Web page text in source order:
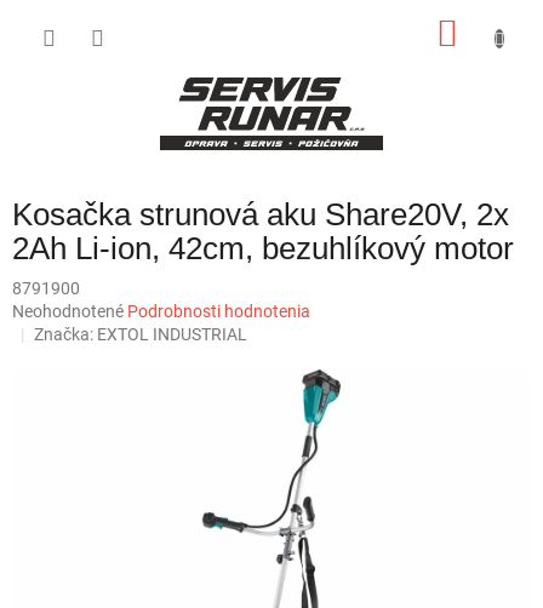
Kosačka strunová aku Share20V, 2x
2Ah Li-ion, 42cm, bezuhlíkový motor
8791900
Priemerné
hodnotenie
Neohodnotené Podrobnosti hodnotenia
Značka: EXTOL INDUSTRIAL